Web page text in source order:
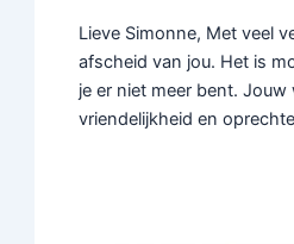
Lieve Simonne, Met veel
afscheid van jou. Het is
je er niet meer bent. Jouw
vriendelijkheid en